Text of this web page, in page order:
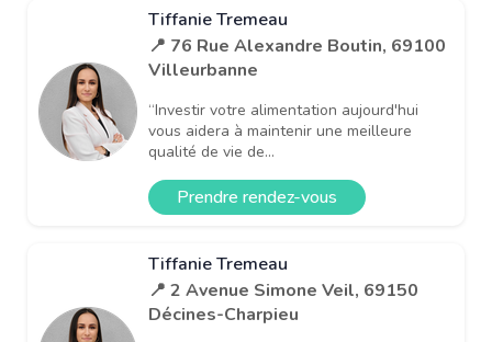
Tiffanie Tremeau
📍 76 Rue Alexandre Boutin, 69100
Villeurbanne
“Investir votre alimentation aujourd'hui
vous aidera à maintenir une meilleure
qualité de vie de...
Prendre rendez-vous
Tiffanie Tremeau
📍 2 Avenue Simone Veil, 69150
Décines-Charpieu